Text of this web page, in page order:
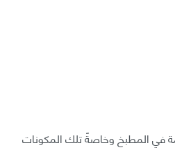
في المطبخ وخاصةً تلك المكونات